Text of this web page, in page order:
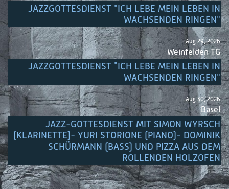
JAZZGOTTESDIENST "ICH LEBE MEIN LEBEN IN
WACHSENDEN RINGEN"
Aug 29, 2026
Weinfelden TG
JAZZGOTTESDIENST "ICH LEBE MEIN LEBEN IN
WACHSENDEN RINGEN"
Aug 30, 2026
Basel
JAZZ-GOTTESDIENST MIT SIMON WYRSCH
(KLARINETTE)- YURI STORIONE (PIANO)- DOMINIK
SCHÜRMANN (BASS) UND PIZZA AUS DEM
ROLLENDEN HOLZOFEN